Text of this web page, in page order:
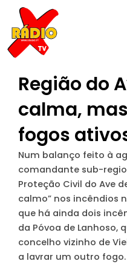
content
Região do
calma,
fogos
Num balanço feito à
comandante sub-
Proteção Civil do Ave
calmo” nos incêndios
que há ainda dois
da Póvoa de Lanhoso,
concelho vizinho de
a lavrar um outro fogo.